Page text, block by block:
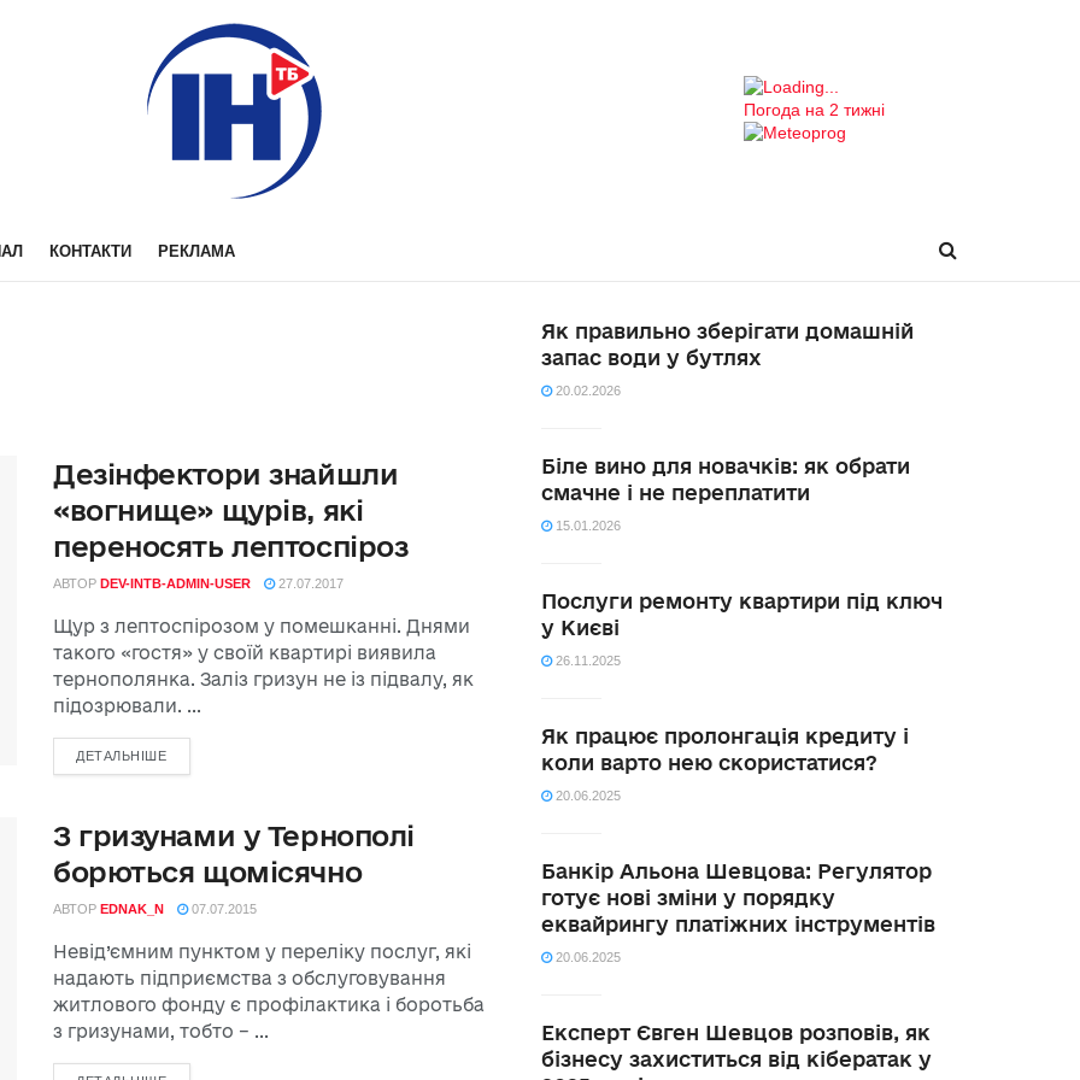
Погода на 2 тижні
КОНТАКТИ РЕКЛАМА
Дезінфектори знайшли
«вогнище» щурів, які
переносять лептоспіроз
АВТОР DEV-INTB-ADMIN-USER 27.07.2017
Щур з лептоспірозом у помешканні. Днями
такого «гостя» у своїй квартирі виявила
тернополянка. Заліз гризун не із підвалу, як
підозрювали. ...
ДЕТАЛЬНІШЕ
З гризунами у Тернополі
борються щомісячно
АВТОР EDNAK_N 07.07.2015
Невід’ємним пунктом у переліку послуг, які
надають підприємства з обслуговування
житлового фонду є профілактика і боротьба
з гризунами, тобто – ...
Як правильно зберігати домашній
запас води у бутлях
20.02.2026
Біле вино для новачків: як обрати
смачне і не переплатити
15.01.2026
Послуги ремонту квартири під ключ
у Києві
26.11.2025
Як працює пролонгація кредиту і
коли варто нею скористатися?
20.06.2025
Банкір Альона Шевцова: Регулятор
готує нові зміни у порядку
еквайрингу платіжних інструментів
20.06.2025
Експерт Євген Шевцов розповів, як
бізнесу захиститься від кібератак у